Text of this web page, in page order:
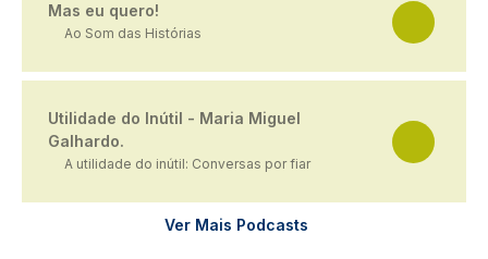
Mas eu quero!
Ao Som das Histórias
Utilidade do Inútil - Maria Miguel
Galhardo.
A utilidade do inútil: Conversas por fiar
Ver Mais Podcasts